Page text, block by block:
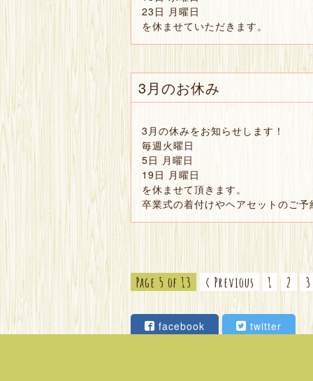
23日 月曜日
を休ませていただきます。
3月のお休み
3月の休みをお知らせします！
毎週火曜日
5日 月曜日
19日 月曜日
を休ませて頂きます。
卒業式の着付けやヘアセットのご
Page 5 of 13 ‹ Previous 1 2 3
facebook twitter